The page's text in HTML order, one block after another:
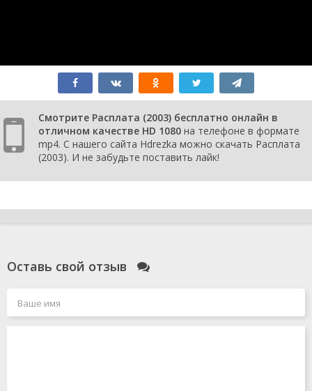
Смотрите Расплата (2003) бесплатно онлайн в
отличном качестве HD 1080 на телефоне в формате
mp4. С нашего сайта Hdrezka можно скачать Расплата
(2003). И не забудьте поставить лайк!
Оставь свой отзыв